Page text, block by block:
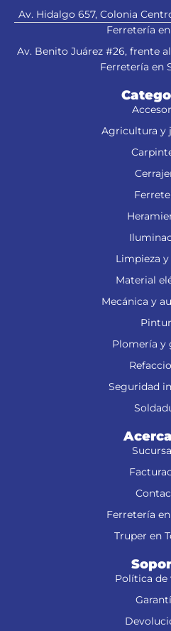
Av. Hidalgo 657, Colonia
Ferretería
Av. Benito Juárez #26, frente
Ferretería en
Agricultura y
Limpieza
Material
Mecánica y
Plomería y
Seguridad
Ferretería
Truper en
Política de